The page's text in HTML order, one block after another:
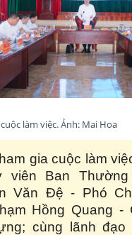
làm việc. Ảnh: Mai Hoa
gia cuộc làm
viên Ban
Văn Đệ - Phó
Hồng Quang -
cùng lãnh đạo